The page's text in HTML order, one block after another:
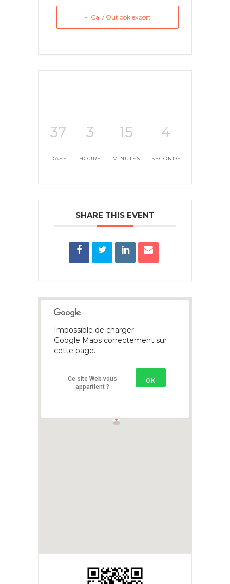
+ iCal / Outlook export
37
DAYS
3
HOURS
15
MINUTES
4
SECONDS
SHARE THIS EVENT
Impossible de charger
Google Maps correctement sur
cette page.
Ce site Web vous
appartient ?
OK